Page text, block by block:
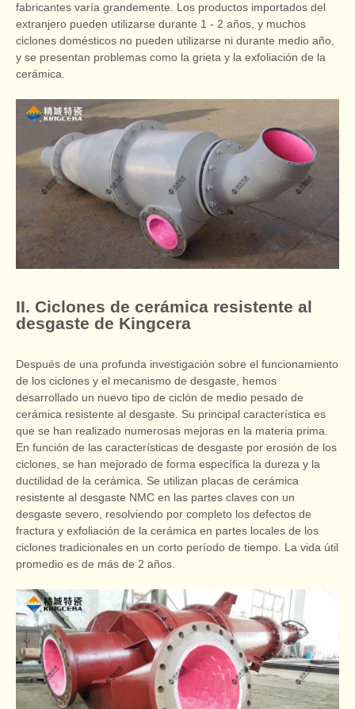
fabricantes varía grandemente. Los productos importados del
extranjero pueden utilizarse durante 1 - 2 años, y muchos
ciclones domésticos no pueden utilizarse ni durante medio año,
y se presentan problemas como la grieta y la exfoliación de la
cerámica.
II. Ciclones de cerámica resistente al
desgaste de Kingcera
Después de una profunda investigación sobre el funcionamiento
de los ciclones y el mecanismo de desgaste, hemos
desarrollado un nuevo tipo de ciclón de medio pesado de
cerámica resistente al desgaste. Su principal característica es
que se han realizado numerosas mejoras en la materia prima.
En función de las características de desgaste por erosión de los
ciclones, se han mejorado de forma específica la dureza y la
ductilidad de la cerámica. Se utilizan placas de cerámica
resistente al desgaste NMC en las partes claves con un
desgaste severo, resolviendo por completo los defectos de
fractura y exfoliación de la cerámica en partes locales de los
ciclones tradicionales en un corto período de tiempo. La vida útil
promedio es de más de 2 años.